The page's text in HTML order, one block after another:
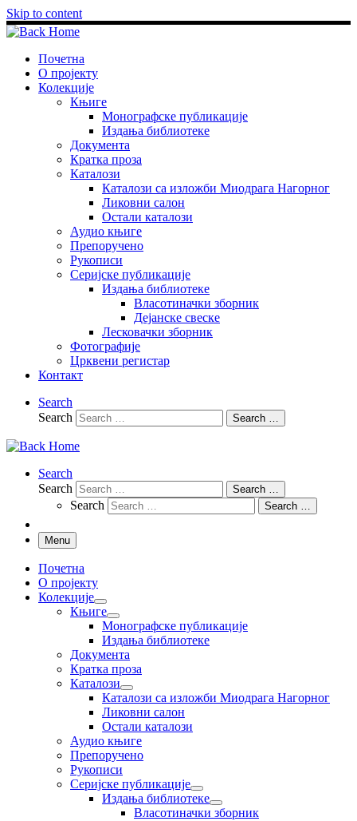
Skip to content
Почетна
О пројекту
Колекције
Књиге
Монографске публикације
Издања библиотеке
Документа
Кратка проза
Каталози
Каталози са изложби Миодрага Нагорног
Ликовни салон
Остали каталози
Аудио књиге
Препоручено
Рукописи
Серијске публикације
Издања библиотеке
Власотиначки зборник
Дејанске свеске
Лесковачки зборник
Фотографије
Црквени регистар
Контакт
Search
Search
Search …
Search
Search
Search …
Search Search …
Menu
Почетна
О пројекту
Колекције
Књиге
Монографске публикације
Издања библиотеке
Документа
Кратка проза
Каталози
Каталози са изложби Миодрага Нагорног
Ликовни салон
Остали каталози
Аудио књиге
Препоручено
Рукописи
Серијске публикације
Издања библиотеке
Власотиначки зборник